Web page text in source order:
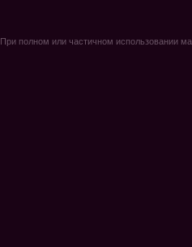
При полном или частичном использовании